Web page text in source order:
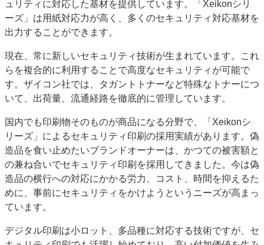
ュリティに対応した基材を提供しています。「Xeikonシリ
ーズ」は用紙対応力が高く、多くのセキュリティ対応基材を
出力することができます。
現在、常に新しいセキュリティ技術が生まれています。これ
らを複合的に利用することで高度なセキュリティが可能で
す。ザイコン社では、タガントトナーなど特殊なトナーにつ
いて、出荷量、流通経路を徹底的に管理しています。
国内でも印刷物そのものが商品になる分野で、「Xeikonシ
リーズ」によるセキュリティ印刷の採用実績があります。偽
造品を食い止めたいブランドオーナーは、かつての被害額と
の兼ね合いでセキュリティ印刷を採用してきました。今は偽
造品の横行への対応にかかる労力、コスト、時間を抑えるた
めに、事前にセキュリティをかけようというニーズが高まっ
ています。
デジタル印刷は小ロット、多品種に対応する技術ですが、セ